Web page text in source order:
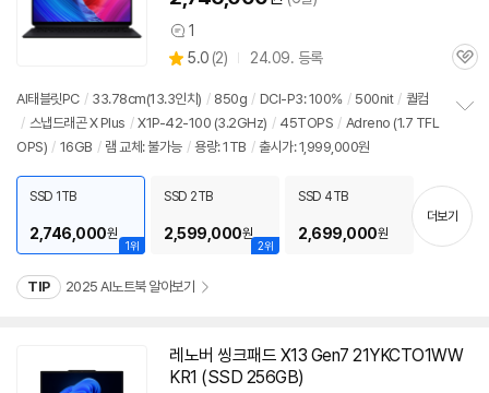
상
품
견
1
별
점
5.0 (상
리
뷰
2) 24.09. 등록
관
AI태블릿PC / 33.78cm(13.3인치) / 850g / DCI-P3: 100% / 500nit / 퀄컴
/ 스냅드래곤 X Plus / X1P-42-100 (3.2GHz) / 45TOPS / Adreno (1.7 TFL
OPS) / 16GB / 램 교체: 불가능 / 용량: 1TB / 출시가: 1,999,000원
기
1위
SSD 1TB
2,746,000원
2위
SSD 2TB
2,599,000원
SSD 4TB
2,699,000원
더보기
TIP 2025 AI노트북 알아보기
레노버 씽크패드 X13 Gen7 21YKCTO1WW
KR1 (SSD 256GB)